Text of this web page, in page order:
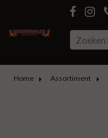
Home Assortiment